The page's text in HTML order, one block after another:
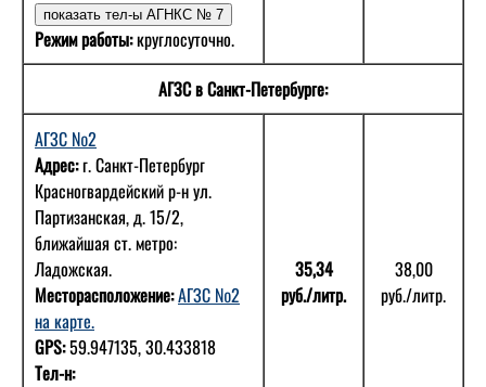
Режим работы:круглосуточно.
АГЗС в Санкт-Петербурге:
АГЗС №2
Адрес:г. Санкт-Петербург
Красногвардейский р-н ул.
Партизанская, д. 15/2,
ближайшая ст. метро:
Ладожская.
Месторасположение:АГЗС №2
на карте.
GPS:59.947135, 30.433818
Тел-н:
35,34
руб./литр.
38,00
руб./литр.